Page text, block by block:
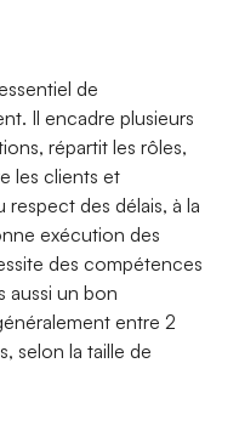
de
Il encadre plusieurs
répartit les rôles,
les clients et
respect des délais, à la
exécution des
des compétences
aussi un bon
entre 2
selon la taille de